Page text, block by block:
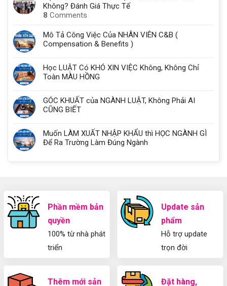
Không? Đánh Giá Thực Tế
8 Comments
Mô Tả Công Việc Của NHÂN VIÊN C&B (
Compensation & Benefits )
Học LUẬT Có KHÓ XIN VIỆC Không, Không Chỉ
Toàn MÀU HỒNG
GÓC KHUẤT của NGÀNH LUẬT, Không Phải AI
CŨNG BIẾT
Muốn LÀM XUẤT NHẬP KHẨU thì HỌC NGÀNH GÌ
Để Ra Trường Làm Đúng Ngành
Phần mềm bản
quyền
100% từ nhà phát
triển
Update sản
phẩm
Hỗ trợ update
trọn đời
Thêm mới sản
Đặt hàng,